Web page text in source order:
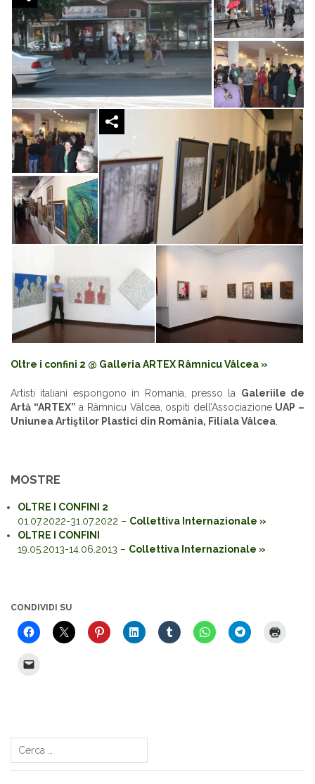
Oltre i confini 2 @ Galleria ARTEX Râmnicu Vâlcea »
Artisti italiani espongono in Romania, presso la Galeriile de
Artă “ARTEX” a Râmnicu Vâlcea, ospiti dell’Associazione UAP –
Uniunea Artiştilor Plastici din România, Filiala Vâlcea.
MOSTRE
OLTRE I CONFINI 2
01.07.2022-31.07.2022 – Collettiva Internazionale »
OLTRE I CONFINI
19.05.2013-14.06.2013 – Collettiva Internazionale »
CONDIVIDI SU
articoli
Ricerca